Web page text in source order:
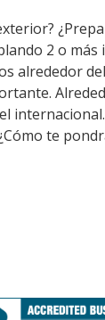
2 o
alrededor
te